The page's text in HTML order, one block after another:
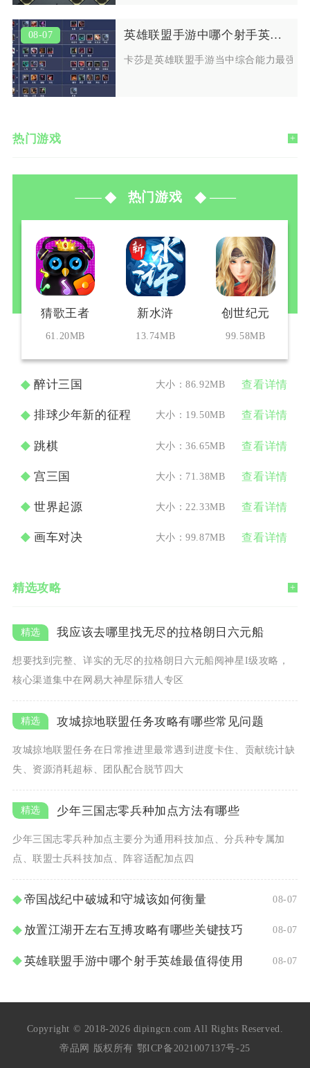
08-07 英雄联盟手游中哪个射手英雄最值得使用
卡莎是英雄联盟手游当中综合能力最强
热门游戏 +
热门游戏
猜歌王者
61.20MB
新水浒
13.74MB
创世纪元
99.58MB
醉计三国 大小：86.92MB 查看详情
排球少年新的征程 大小：19.50MB 查看详情
跳棋 大小：36.65MB 查看详情
宫三国 大小：71.38MB 查看详情
世界起源 大小：22.33MB 查看详情
画车对决 大小：99.87MB 查看详情
精选攻略 +
我应该去哪里找无尽的拉格朗日六元船
想要找到完整、详实的无尽的拉格朗日六元船阋神星I级攻略，
核心渠道集中在网易大神星际猎人专区
攻城掠地联盟任务攻略有哪些常见问题
攻城掠地联盟任务在日常推进里最常遇到进度卡住、贡献统计缺
失、资源消耗超标、团队配合脱节四大
少年三国志零兵种加点方法有哪些
少年三国志零兵种加点主要分为通用科技加点、分兵种专属加
点、联盟士兵科技加点、阵容适配加点四
帝国战纪中破城和守城该如何衡量 08-07
放置江湖开左右互搏攻略有哪些关键技巧 08-07
英雄联盟手游中哪个射手英雄最值得使用 08-07
Copyright © 2018-2026 dipingcn.com All Rights Reserved.
帝品网 版权所有 鄂ICP备2021007137号-25